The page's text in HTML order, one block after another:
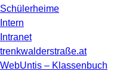
Schülerheime
Intern
Intranet
trenkwalderstraße.at
WebUntis – Klassenbuch